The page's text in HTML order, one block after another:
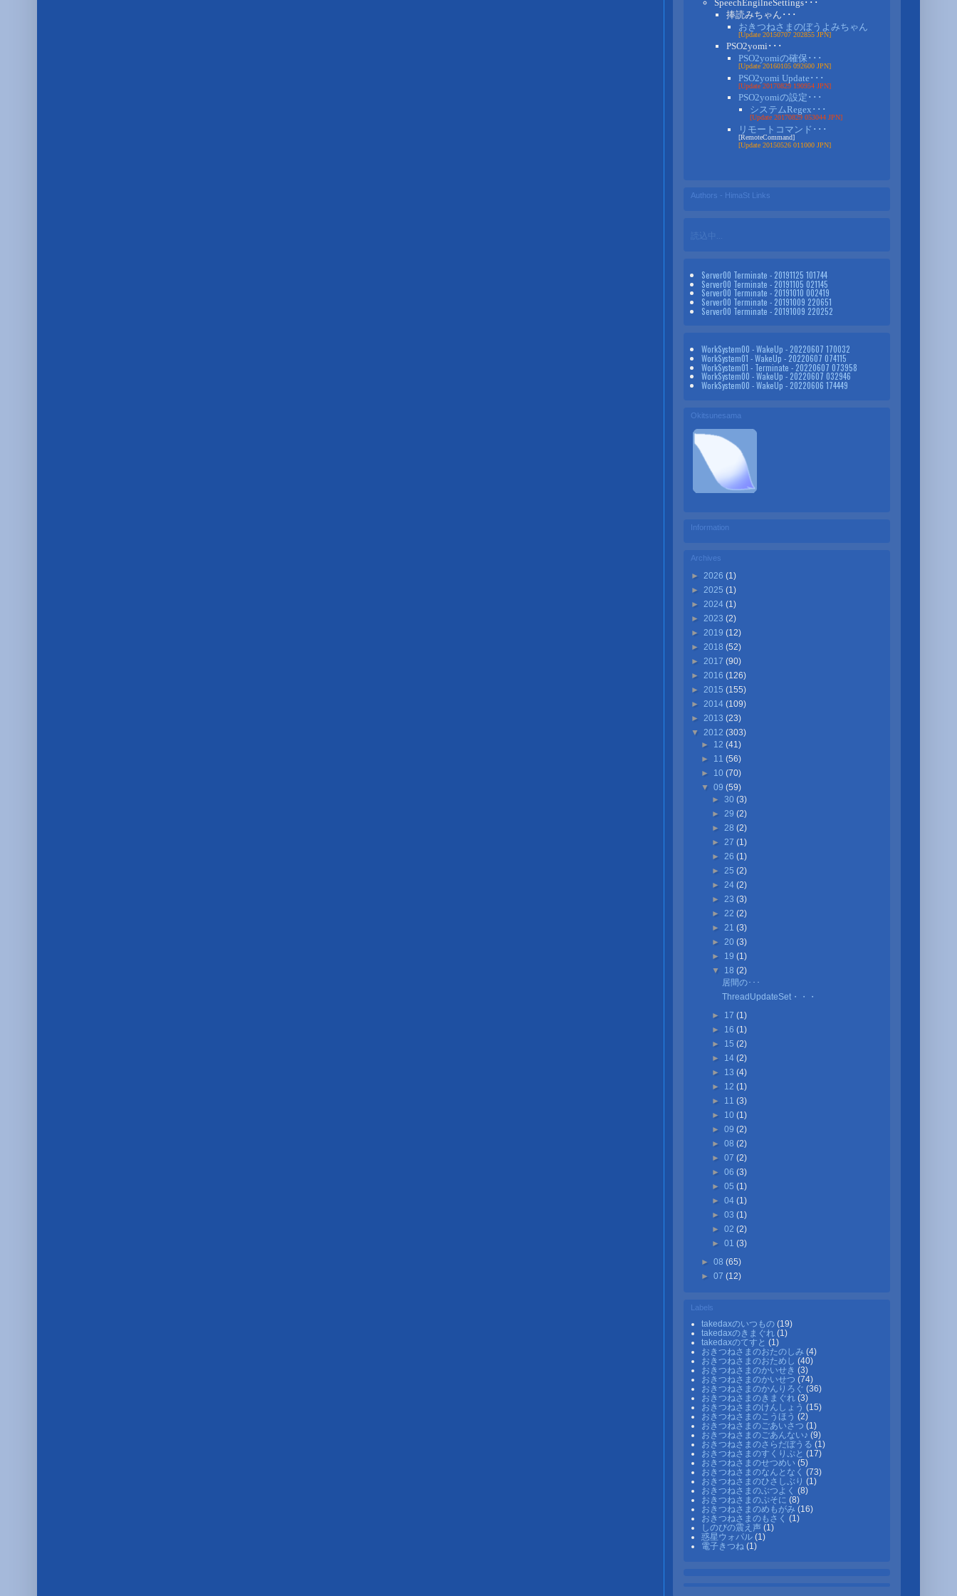
SpeechEngilneSettings･･･
捧読みちゃん･･･
おきつねさまのぼうよみちゃん
[Update 20150707 202855 JPN]
PSO2yomi･･･
PSO2yomiの確保･･･
[Update 20160105 092600 JPN]
PSO2yomi Update･･･
[Update 20170829 190954 JPN]
PSO2yomiの設定･･･
システムRegex･･･
[Update 20170829 053044 JPN]
リモートコマンド･･･
[RemoteCommand]
[Update 20150526 011000 JPN]
Authors - HimaSt Links
読込中...
Server00 Terminate - 20191125 101744
Server00 Terminate - 20191105 021145
Server00 Terminate - 20191010 002419
Server00 Terminate - 20191009 220651
Server00 Terminate - 20191009 220252
WorkSystem00 - WakeUp - 20220607 170032
WorkSystem01 - WakeUp - 20220607 074115
WorkSystem01 - Terminate - 20220607 073958
WorkSystem00 - WakeUp - 20220607 032946
WorkSystem00 - WakeUp - 20220606 174449
Okitsunesama
Information
Archives
► 2026 (1)
► 2025 (1)
► 2024 (1)
► 2023 (2)
► 2019 (12)
► 2018 (52)
► 2017 (90)
► 2016 (126)
► 2015 (155)
► 2014 (109)
► 2013 (23)
▼ 2012 (303)
► 12(41)
► 11(56)
► 10(70)
▼09(59)
► 30 (3)
► 29 (2)
► 28 (2)
► 27 (1)
► 26 (1)
► 25 (2)
► 24 (2)
► 23 (3)
► 22 (2)
► 21 (3)
► 20 (3)
► 19 (1)
▼ 18 (2)
居間の･･･
ThreadUpdateSet・・・
► 17 (1)
► 16 (1)
► 15 (2)
► 14 (2)
► 13 (4)
► 12 (1)
► 11 (3)
► 10 (1)
► 09 (2)
► 08 (2)
► 07 (2)
► 06 (3)
► 05 (1)
► 04 (1)
► 03 (1)
► 02 (2)
► 01 (3)
►08(65)
►07(12)
Labels
takedaxのいつもの (19)
takedaxのきまぐれ (1)
takedaxのてすと (1)
おきつねさまのおたのしみ (4)
おきつねさまのおためし (40)
おきつねさまのかいせき (3)
おきつねさまのかいせつ (74)
おきつねさまのかんりろぐ (36)
おきつねさまのきまぐれ (3)
おきつねさまのけんしょう (15)
おきつねさまのこうほう (2)
おきつねさまのごあいさつ (1)
おきつねさまのごあんない♪ (9)
おきつねさまのさらだぼうる (1)
おきつねさまのすくりぷと (17)
おきつねさまのせつめい (5)
おきつねさまのなんとなく (73)
おきつねさまのひさしぶり (1)
おきつねさまのぶつよく (8)
おきつねさまのぷそに (8)
おきつねさまのめもがみ (16)
おきつねさまのもさく (1)
しのびの震え声 (1)
惑星ウォパル (1)
電子きつね (1)